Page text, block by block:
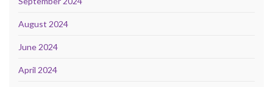
August 2024
June 2024
April 2024